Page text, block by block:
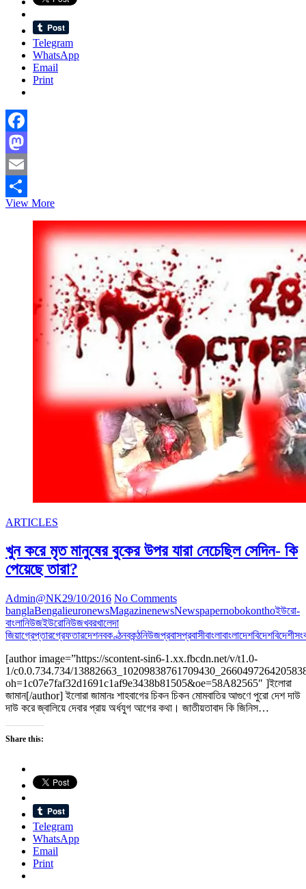
Telegram
WhatsApp
Email
Print
Facebook
Mastodon
Email
Share
View Moreধর্মীয়
জীবাণু
উৎপাদন
কি
রোগ
সারে?
ARTICLES
খুন করে মৃত মানুষের বুকের উপর যারা নেচেছিল সেদিন- কি
পেয়েছে তারা?
Admin@NK29/10/2016 No Comments
banglaBengalieuronewsMagazinenewsNewspapernobokonthoইউরো-
বাংলানিউজইউরোনিউজখবরখালেদা
জিয়াগ্রেপ্তারগ্রেফতারদেশনবকণ্ঠনবকন্ঠনিউজপ্রবাসপ্রবাসীবাংলাবাংলাদেশবিদেশবিদেশী
[author image=”https://scontent-sin6-1.xx.fbcdn.net/v/t1.0-
1/c0.0.734.734/
oh=1c07e7faf32d1691c1af9e3438b81505&oe=58A82565″ ]ইলোরা
জামান[/author] ইলোরা জামানঃ শাহবাগের চিকন চিকন মোমবাতির আগুণে পুরো দেশ দাউ
দাউ করে জ্বালিয়ে দেবার প্রায় অর্ধযুগ আগের কথা। জাতীয়তাবাদ কি জিনিস…
Share this:
Telegram
WhatsApp
Email
Print